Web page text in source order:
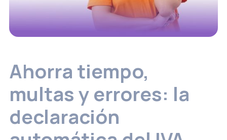
Ahorra tiempo,
multas y errores: la
declaración